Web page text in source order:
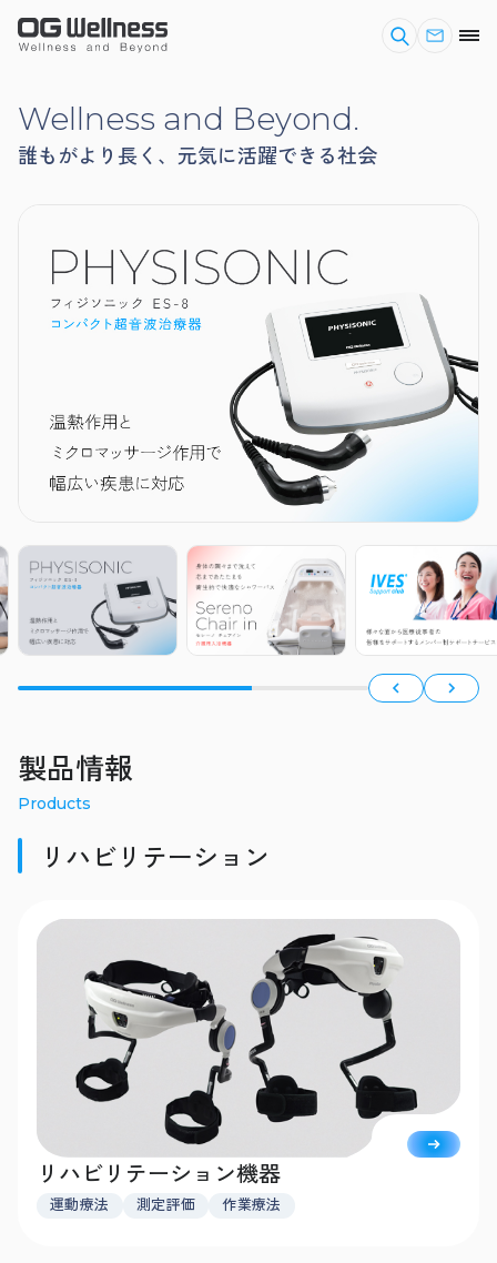
Wellness and Beyond.
誰もがより長く、元気に活躍できる社会
製品情報
Products
リハビリテーション
リハビリテーション機器
運動療法 測定評価 作業療法